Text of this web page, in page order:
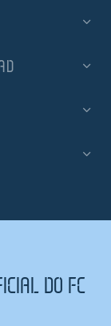
DO FC